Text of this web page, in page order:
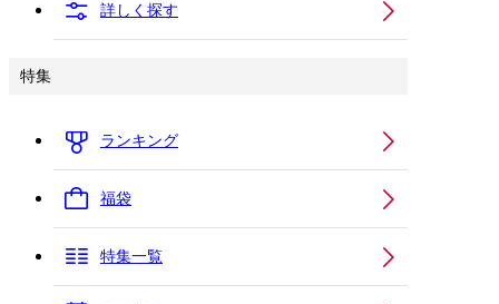
詳しく探す
特集
ランキング
福袋
特集一覧